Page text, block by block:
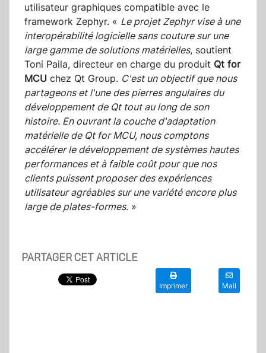
utilisateur graphiques compatible avec le
framework Zephyr. « Le projet Zephyr vise à une
interopérabilité logicielle sans couture sur une
large gamme de solutions matérielles, soutient
Toni Paila, directeur en charge du produit Qt for
MCU chez Qt Group. C'est un objectif que nous
partageons et l'une des pierres angulaires du
développement de Qt tout au long de son
histoire. En ouvrant la couche d'adaptation
matérielle de Qt for MCU, nous comptons
accélérer le développement de systèmes hautes
performances et à faible coût pour que nos
clients puissent proposer des expériences
utilisateur agréables sur une variété encore plus
large de plates-formes. »
PARTAGER CET ARTICLE
Imprimer Mail